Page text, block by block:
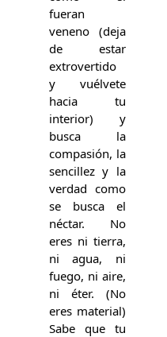
fueran
veneno (deja
de estar
extrovertido
y vuélvete
hacia tu
interior) y
busca la
compasión, la
sencillez y la
verdad como
se busca el
néctar. No
eres ni tierra,
ni agua, ni
fuego, ni aire,
ni éter. (No
eres material)
Sabe que tu